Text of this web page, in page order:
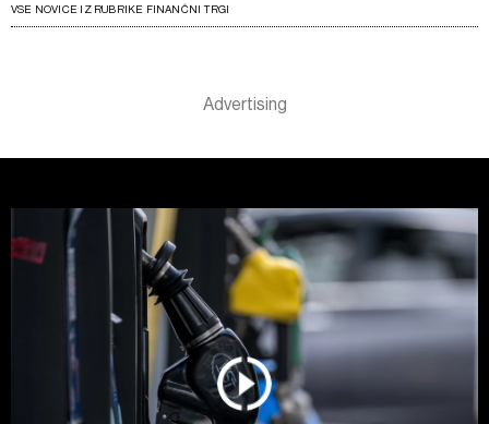
VSE NOVICE IZ RUBRIKE FINANČNI TRGI